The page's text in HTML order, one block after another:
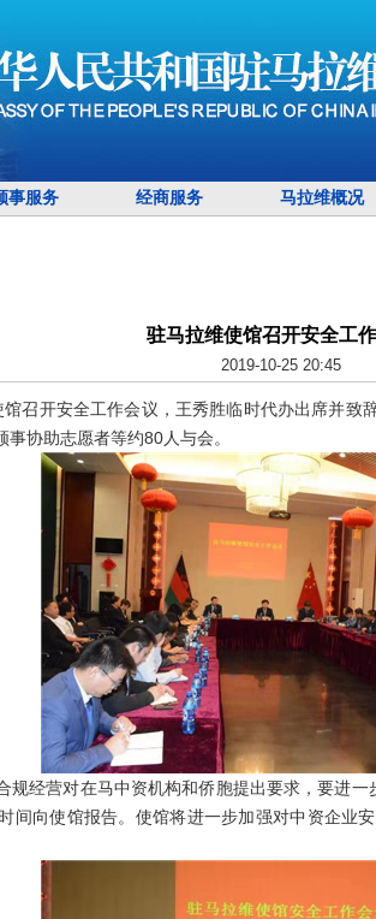
事服务 经商服务 马拉维概况
驻马拉维使馆召开安全工
2019-10-25 20:45
开安全工作会议，王秀胜临时代办出席并致
协助志愿者等约80人与会。
营对在马中资机构和侨胞提出要求，要进一
间向使馆报告。使馆将进一步加强对中资企业